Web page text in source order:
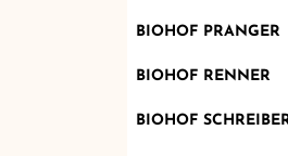
BIOHOF PRANGER
BIOHOF RENNER
BIOHOF